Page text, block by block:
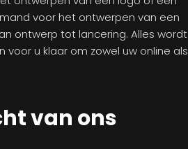
voor het ontwerpen van een
ontwerp tot lancering. Alles wordt
u klaar om zowel uw online als
van ons